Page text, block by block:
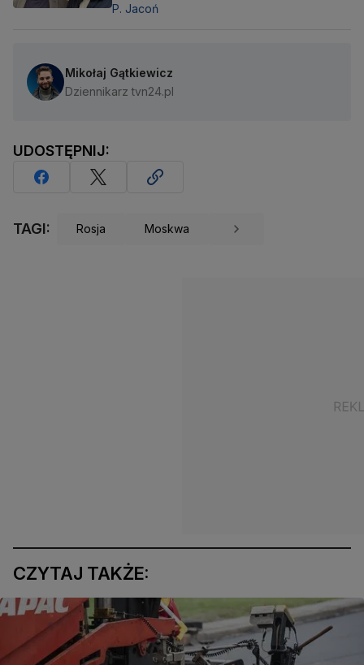
P. Jacoń
Mikołaj Gątkiewicz
Dziennikarz tvn24.pl
UDOSTĘPNIJ:
TAGI: Rosja Moskwa
CZYTAJ TAKŻE: